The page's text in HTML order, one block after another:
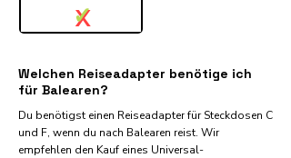
X
✓
Welchen Reiseadapter benötige ich
für Balearen?
Du benötigst einen Reiseadapter für Steckdosen C
und F, wenn du nach Balearen reist. Wir
empfehlen den Kauf eines Universal-